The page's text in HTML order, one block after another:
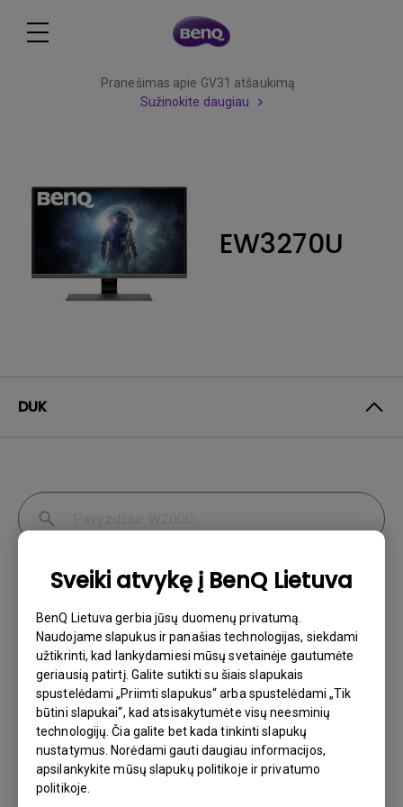
Sveiki atvykę į BenQ Lietuva
BenQ Lietuva gerbia jūsų duomenų privatumą.
Naudojame slapukus ir panašias technologijas, siekdami
užtikrinti, kad lankydamiesi mūsų svetainėje gautumėte
geriausią patirtį. Galite sutikti su šiais slapukais
spustelėdami „Priimti slapukus“ arba spustelėdami „Tik
būtini slapukai“, kad atsisakytumėte visų neesminių
technologijų. Čia galite bet kada tinkinti slapukų
nustatymus. Norėdami gauti daugiau informacijos,
apsilankykite mūsų slapukų politikoje ir privatumo
politikoje.
Pranešimas apie GV31 atšaukimą
Sužinokite daugiau
EW3270U
DUK
Rodinys ir vaizdas
Jungtis
Nustatymas ir naudojimas
Kodėl mano C tipo USB kabelis tinkamai
neveikia?